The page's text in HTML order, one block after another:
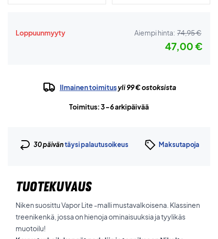
Loppuunmyyty Aiempi hinta: 74,95 €
47,00 €
Ilmainen toimitusyli 99 € ostoksista
Toimitus: 3-6 arkipäivää
30 päiväntäysi palautusoikeus Maksutapoja
TUOTEKUVAUS
Niken suosittu Vapor Lite -malli mustavalkoisena. Klassinen
treenikenkä, jossa on hienoja ominaisuuksia ja tyylikäs
muotoilu!